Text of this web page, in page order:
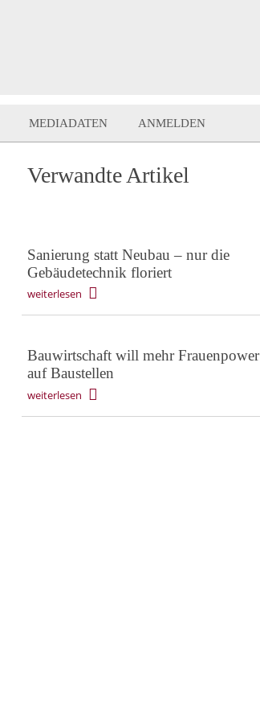
MEDIADATEN ANMELDEN
Verwandte Artikel
Sanierung statt Neubau – nur die
Gebäudetechnik floriert
weiterlesen
Bauwirtschaft will mehr Frauenpower
auf Baustellen
weiterlesen